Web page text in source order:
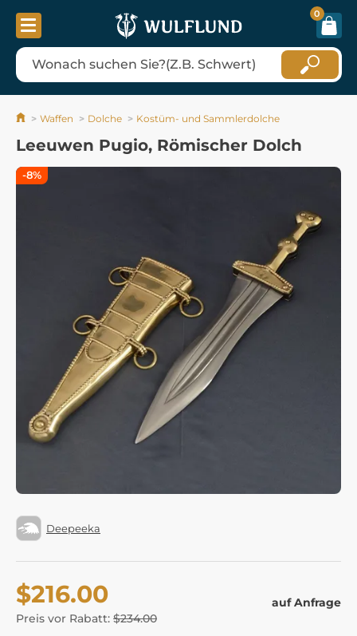
0
Waffen Dolche Kostüm- und Sammlerdolche
Leeuwen Pugio, Römischer Dolch
Deepeeka
$216.00
Preis vor Rabatt: $234.00
auf Anfrage
-8%